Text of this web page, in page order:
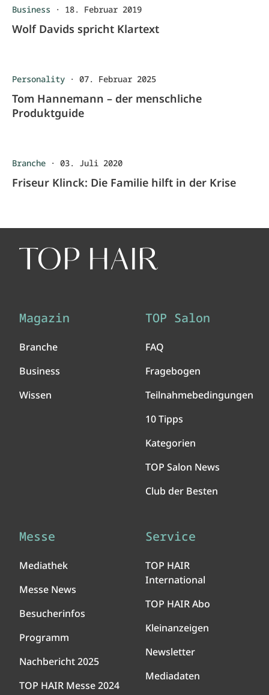
Business · 18. Februar 2019
Wolf Davids spricht Klartext
Personality · 07. Februar 2025
Tom Hannemann – der menschliche
Produktguide
Branche · 03. Juli 2020
Friseur Klinck: Die Familie hilft in der Krise
Magazin
Branche
Business
Wissen
TOP Salon
FAQ
Fragebogen
Teilnahmebedingungen
10 Tipps
Kategorien
TOP Salon News
Club der Besten
Messe
Mediathek
Messe News
Besucherinfos
Programm
Nachbericht 2025
TOP HAIR Messe 2024
Service
TOP HAIR
International
TOP HAIR Abo
Kleinanzeigen
Newsletter
Mediadaten